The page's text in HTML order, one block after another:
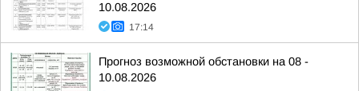
10.08.2026
17:14
Прогноз возможной обстановки на 08 -
10.08.2026